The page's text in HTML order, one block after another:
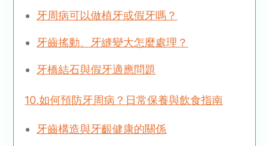
牙周病可以做植牙或假牙嗎？
牙齒搖動、牙縫變大怎麼處理？
牙橋結石與假牙適應問題
10.如何預防牙周病？日常保養與飲食指南
牙齒構造與牙齦健康的關係